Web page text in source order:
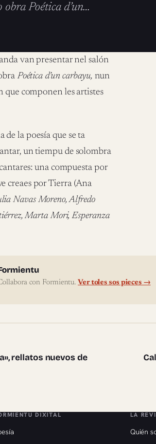
obra Poética d’un…
van presentar nel salón
Poética d’un carbayu, nun
que componen les artistes
de la poesía que se ta
un tiempu de solombra
una compuesta por
creaes por Tierra (Ana
Navas Moreno, Alfredo
Marta Mori, Esperanza
l'autorcon Formientu. Ver toles sos pieces →
pieces
rellatos nuevos de
DIXITAL LA
Quién